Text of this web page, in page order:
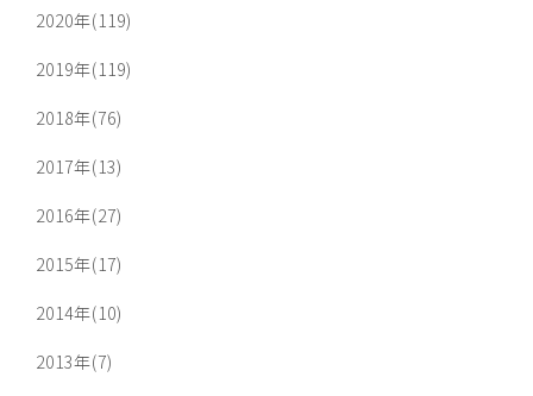
2020年(119)
2019年(119)
2018年(76)
2017年(13)
2016年(27)
2015年(17)
2014年(10)
2013年(7)